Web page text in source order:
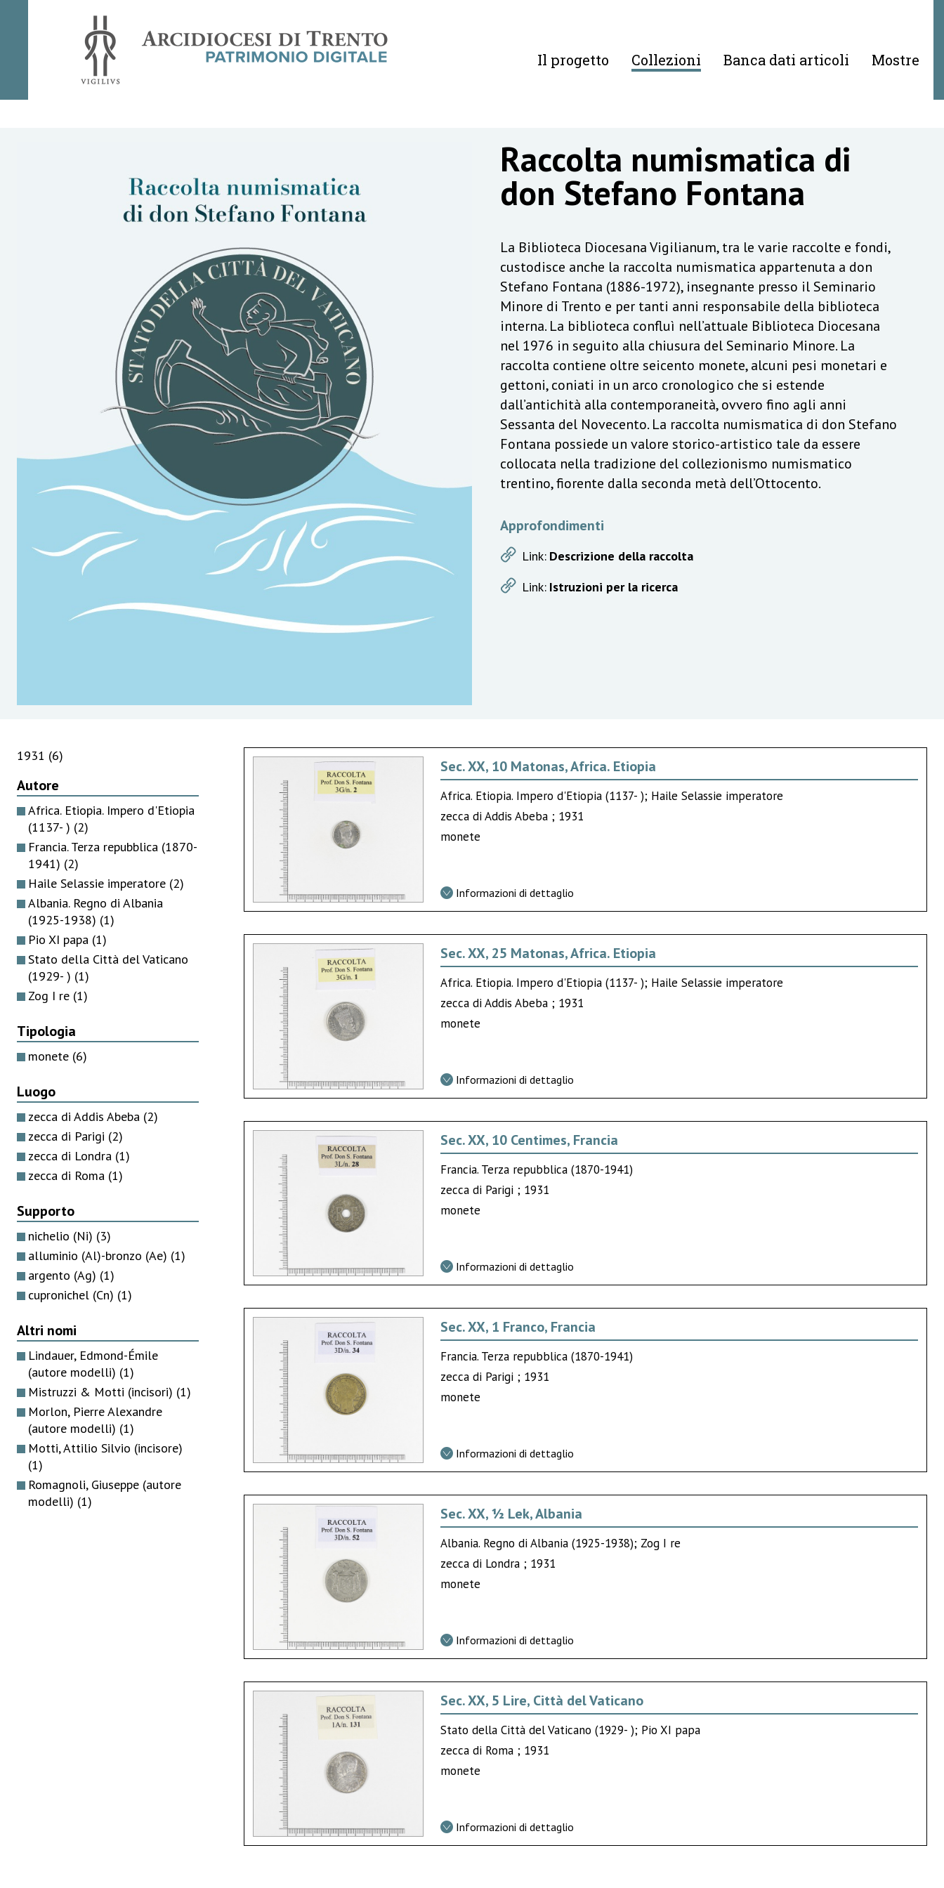
Il progetto Collezioni Banca dati articoli Mostre
Raccolta numismatica di
don Stefano Fontana
La Biblioteca Diocesana Vigilianum, tra le varie raccolte e fondi,
custodisce anche la raccolta numismatica appartenuta a don
Stefano Fontana (1886-1972), insegnante presso il Seminario
Minore di Trento e per tanti anni responsabile della biblioteca
interna. La biblioteca confluì nell’attuale Biblioteca Diocesana
nel 1976 in seguito alla chiusura del Seminario Minore. La
raccolta contiene oltre seicento monete, alcuni pesi monetari e
gettoni, coniati in un arco cronologico che si estende
dall’antichità alla contemporaneità, ovvero fino agli anni
Sessanta del Novecento. La raccolta numismatica di don Stefano
Fontana possiede un valore storico-artistico tale da essere
collocata nella tradizione del collezionismo numismatico
trentino, fiorente dalla seconda metà dell’Ottocento.
Approfondimenti
Link: Descrizione della raccolta
Link: Istruzioni per la ricerca
1931 (6)
Autore
Africa. Etiopia. Impero d'Etiopia
(1137- ) (2)
Francia. Terza repubblica (1870-
1941) (2)
Haile Selassie imperatore (2)
Albania. Regno di Albania
(1925-1938) (1)
Pio XI papa (1)
Stato della Città del Vaticano
(1929- ) (1)
Zog I re (1)
Tipologia
monete (6)
Luogo
zecca di Addis Abeba (2)
zecca di Parigi (2)
zecca di Londra (1)
zecca di Roma (1)
Supporto
nichelio (Ni) (3)
alluminio (Al)-bronzo (Ae) (1)
argento (Ag) (1)
cupronichel (Cn) (1)
Altri nomi
Lindauer, Edmond-Émile
(autore modelli) (1)
Mistruzzi & Motti (incisori) (1)
Morlon, Pierre Alexandre
(autore modelli) (1)
Motti, Attilio Silvio (incisore)
(1)
Romagnoli, Giuseppe (autore
modelli) (1)
Sec. XX, 10 Matonas, Africa. Etiopia
Africa. Etiopia. Impero d'Etiopia (1137- ); Haile Selassie imperatore
zecca di Addis Abeba ; 1931
monete
Informazioni di dettaglio
Sec. XX, 25 Matonas, Africa. Etiopia
Africa. Etiopia. Impero d'Etiopia (1137- ); Haile Selassie imperatore
zecca di Addis Abeba ; 1931
monete
Informazioni di dettaglio
Sec. XX, 10 Centimes, Francia
Francia. Terza repubblica (1870-1941)
zecca di Parigi ; 1931
monete
Informazioni di dettaglio
Sec. XX, 1 Franco, Francia
Francia. Terza repubblica (1870-1941)
zecca di Parigi ; 1931
monete
Informazioni di dettaglio
Sec. XX, ½ Lek, Albania
Albania. Regno di Albania (1925-1938); Zog I re
zecca di Londra ; 1931
monete
Informazioni di dettaglio
Sec. XX, 5 Lire, Città del Vaticano
Stato della Città del Vaticano (1929- ); Pio XI papa
zecca di Roma ; 1931
monete
Informazioni di dettaglio